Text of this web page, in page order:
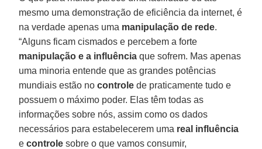
mesmo uma demonstração de eficiência da internet, é
na verdade apenas uma manipulação de rede.
“Alguns ficam cismados e percebem a forte
manipulação e a influência que sofrem. Mas apenas
uma minoria entende que as grandes potências
mundiais estão nocontrole de praticamente tudo e
possuem o máximo poder. Elas têm todas as
informações sobre nós, assim como os dados
necessários para estabelecerem uma real influência
econtrole sobre o que vamos consumir,